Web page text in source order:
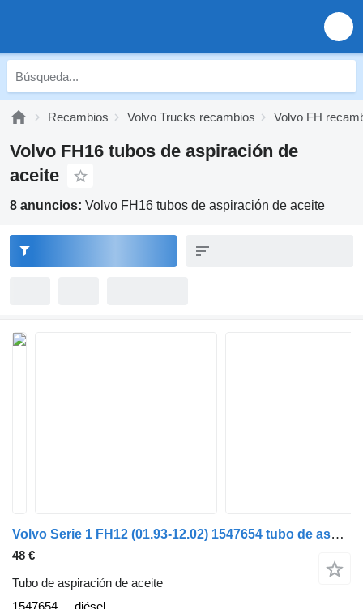
Recambios Volvo Trucks recambios Volvo FH
Volvo FH16 tubos de aspiración de
aceite
8 anuncios: Volvo FH16 tubos de aspiración de aceite
Volvo Serie 1 FH12 (01.93-12.02) 1547654 tubo de aspiración de aceite para Volvo FH12, FH16, NH12, FH, VNL780 (1993-2014) cabeza tractora
48 €
Tubo de aspiración de aceite
1547654
diésel